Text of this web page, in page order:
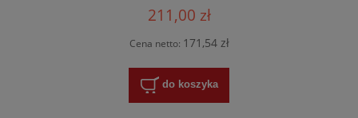
211,00 zł
Cena netto: 171,54 zł
do koszyka